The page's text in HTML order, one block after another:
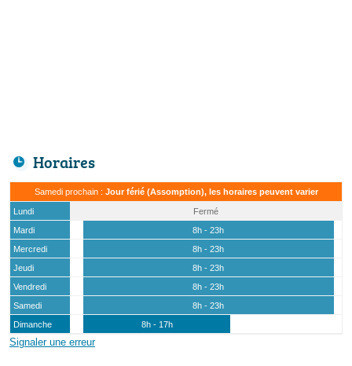
Horaires
Samedi prochain : Jour férié (Assomption), les horaires peuvent varier
Lundi
Fermé
Mardi
8h - 23h
Mercredi
8h - 23h
Jeudi
8h - 23h
Vendredi
8h - 23h
Samedi
8h - 23h
Dimanche
8h - 17h
Signaler une erreur